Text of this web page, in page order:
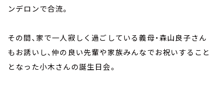
ンデロンで合流。
その間、家で一人寂しく過ごしている義母・森山良子さん
もお誘いし、仲の良い先輩や家族みんなでお祝いすること
となった小木さんの誕生日会。